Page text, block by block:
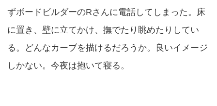
ずボードビルダーのRさんに電話してしまった。床
に置き、壁に立てかけ、撫でたり眺めたりしてい
る。どんなカーブを描けるだろうか。良いイメージ
しかない。今夜は抱いて寝る。